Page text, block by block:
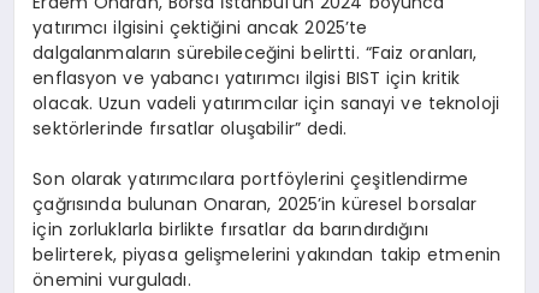
yatırımcı ilgisini çektiğini ancak 2025’te
dalgalanmaların sürebileceğini belirtti. “Faiz oranları,
enflasyon ve yabancı yatırımcı ilgisi BIST için kritik
olacak. Uzun vadeli yatırımcılar için sanayi ve teknoloji
sektörlerinde fırsatlar oluşabilir” dedi.
Son olarak yatırımcılara portföylerini çeşitlendirme
çağrısında bulunan Onaran, 2025’in küresel borsalar
için zorluklarla birlikte fırsatlar da barındırdığını
belirterek, piyasa gelişmelerini yakından takip etmenin
önemini vurguladı.